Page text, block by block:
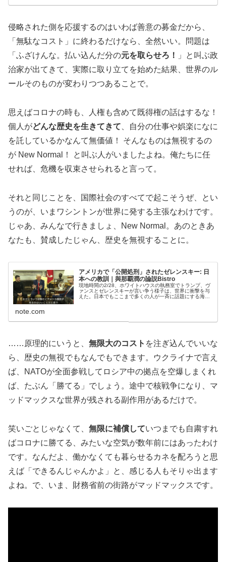
侵略された側を応援するのはいわば善意の募金だから、
「無駄なコスト」に終わるだけなら、全然いい。問題は
「ふざけんな。払い込んだ分の元を取らせろ！
」と叫ぶ政
治家が出てきて、実際に取り立てを始めた結果、世界のル
ールそのものが変わりつつあることで。
思えばコロナの時も、人権も含めて既得権の話はするな！
個人がどんな歴史を生きてきて 、自分の仕事や娯楽になに
を託しているかなんて無価値！ そんなものは無視するの
が New Normal！ と叫ぶ人がいましたよね。俺たちに任
せれば、危機を収束させられると言って。
それと同じことを、国際社会のすべてで起こそうぜ、とい
うのが、いまワシントンが世界に発する主張なわけです。
じゃあ、みんなで行きましょ、New Normal。あのときあ
なたも、賛成したじゃん、歴史を無視することに。
アメリカで「公開処刑」されたゼレンスキー: 日
本への教訓｜與那覇潤の論説Bistro
現地時間の2/28、ホワイトハウスの執務室でトランプ、ヴ
ァンスとゼレンスキーが言い争う様子は、世界に衝撃を与
えた。日本でもここまで多くの人が一斉に話題にする海外
note.com
……原理的にいうと、 無限大のコスト を注ぎ込んでいいな
ら、歴史の無視でもなんでもできます。ウクライナで言え
ば、NATOが全面参戦してロシア中の拠点を空爆しまくれ
ば、たぶん「勝てる」でしょう。途中で核戦争になり、マ
ッドマックスな世界が残される副作用があるだけで。
笑いごとじゃなくて、 無限に補償していつまでも自粛すれ
ばコロナに勝てる、みたいな空気が数年前にはあったわけ
です。なんだよ、働かなくても暮らせるカネを配ろうと思
えば「できるんじゃんかよ」と、感じる人もそりゃ出ます
よね。で、いま、財務省前の街路がマッドマックスです。